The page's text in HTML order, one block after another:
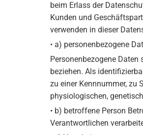
beim Erlass der
Kunden und
verwenden in dieser
• a) personenbezogene
Personenbezogene
beziehen. Als
zu einer Kennnummer, zu
physiologischen,
• b) betroffene Person
Verantwortlichen